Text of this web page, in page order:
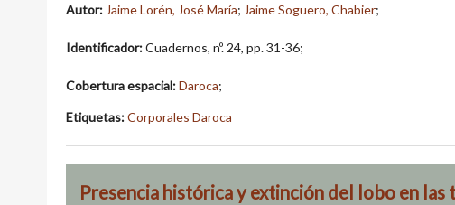
Autor: Jaime Lorén, José María; Jaime Soguero, Chabier;
Identificador:Cuadernos, nº. 24, pp. 31-36;
Cobertura espacial:Daroca;
Etiquetas:Corporales Daroca
Presencia histórica y extinción del lobo en las